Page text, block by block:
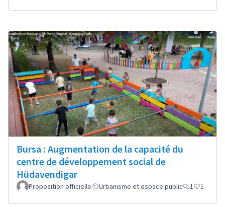
Bursa : Augmentation de la capacité du
centre de développement social de
Hüdavendigar
Proposition officielle Urbanisme et espace public 1 1